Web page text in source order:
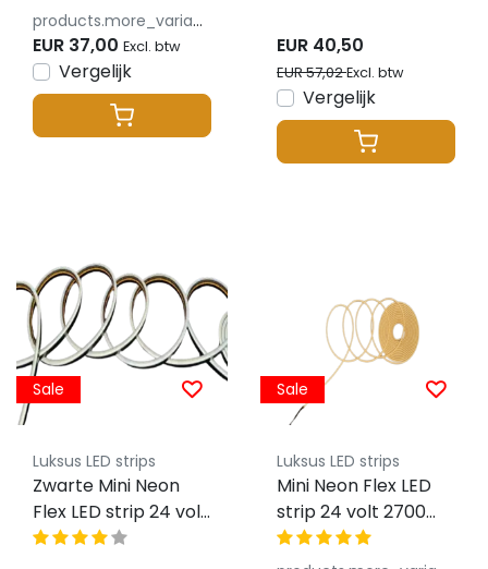
10W 980LM 480 LED
p/m IP20 2700K – 5
meter
products.more_variants_available
EUR 37,00 Excl. btw
Vergelijk
4x8mm IP65 – 3
meter
EUR 40,50
EUR 57,02Excl. btw
Vergelijk
Sale
Luksus LED strips
Zwarte Mini Neon
Flex LED strip 24 volt
3000 kelvin warm
Sale
Luksus LED strips
Mini Neon Flex LED
strip 24 volt 2700
kelvin extra warm